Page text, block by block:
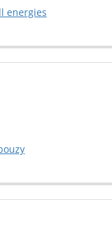
energies